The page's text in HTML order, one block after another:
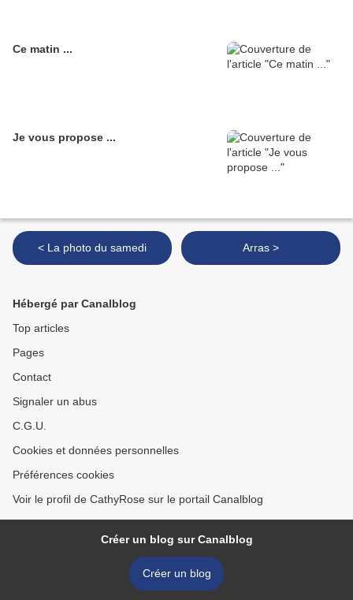
Ce matin ...
Je vous propose ...
< La photo du samedi Arras >
Hébergé par Canalblog
Top articles
Pages
Contact
Signaler un abus
C.G.U.
Cookies et données personnelles
Préférences cookies
Voir le profil de CathyRose sur le portail Canalblog
Créer un blog sur Canalblog
Créer un blog